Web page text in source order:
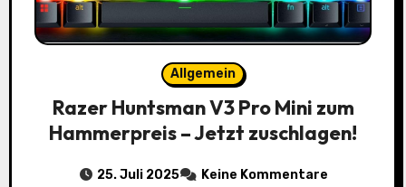
Allgemein
Razer Huntsman V3 Pro Mini zum
Hammerpreis – Jetzt zuschlagen!
25. Juli 2025 Keine Kommentare